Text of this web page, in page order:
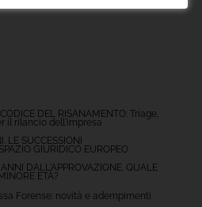
DEL RISANAMENTO: Triage,
il rilancio dell'impresa
LE SUCCESSIONI
GIURIDICO EUROPEO
DALL'APPROVAZIONE. QUALE
ETÀ?
Forense: novità e adempimenti